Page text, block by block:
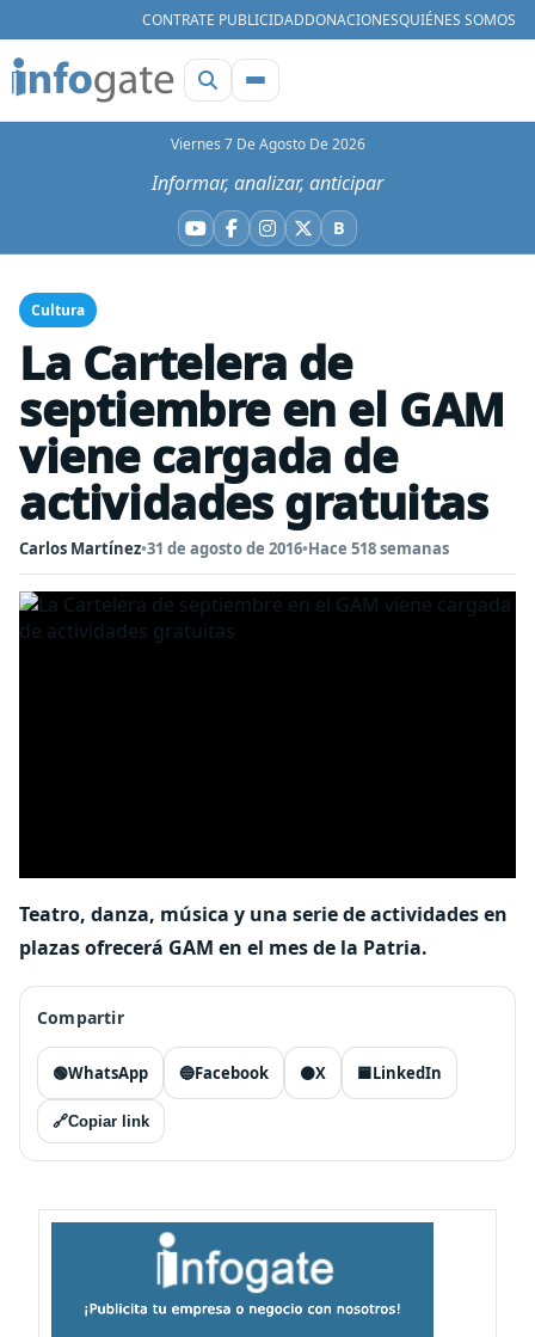
CONTRATE PUBLICIDADDONACIONESQUIÉNES SOMOS
Viernes 7 De Agosto De 2026
Informar, analizar, anticipar
YouTube
Facebook
Instagram
X BBluesky
Cultura
La Cartelera de
septiembre en el GAM
viene cargada de
actividades gratuitas
Carlos Martínez•31 de agosto de 2016•Hace 518 semanas
Teatro, danza, música y una serie de actividades en
plazas ofrecerá GAM en el mes de la Patria.
Compartir
🟢WhatsApp 🔵Facebook ⚫X 🟦LinkedIn
🔗Copiar link